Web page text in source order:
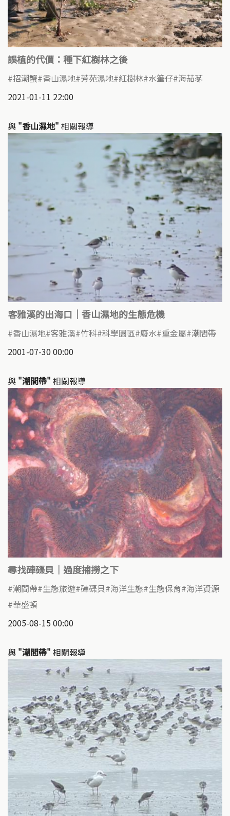
誤植的代價：種下紅樹林之後
招潮蟹 香山濕地 芳苑濕地 紅樹林 水筆仔 海茄苳
2021-01-11 22:00
與 "香山濕地" 相關報導
客雅溪的出海口｜香山濕地的生態危機
香山濕地 客雅溪 竹科 科學園區 廢水 重金屬 潮間帶
2001-07-30 00:00
與 "潮間帶" 相關報導
尋找硨磲貝｜過度捕撈之下
潮間帶 生態旅遊 硨磲貝 海洋生態 生態保育 海洋資源
華盛頓
2005-08-15 00:00
與 "潮間帶" 相關報導